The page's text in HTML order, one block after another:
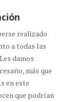
realizado
a todas las
damos
más que
en este
que podrían